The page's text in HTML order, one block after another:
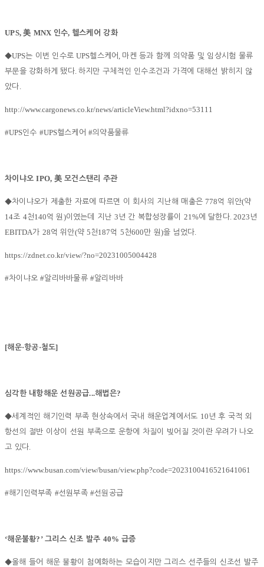
UPS,美 MNX 인수, 헬스케어 강화
◆UPS는 이번 인수로UPS헬스케어 , 마켄 등과 함께 의약품 및 임상시험 물류
부문을 강화하게 됐다. 하지만 구체적인 인수조건과 가격에 대해선 밝히지 않
았다.
http://www.cargonews.co.kr/news/articleView.html?idxno=53111
#UPS인수 #UPS헬스케어#의약품물류
차이냐오IPO, 美모건스탠리 주관
◆차이냐오가 제출한 자료에 따르면 이 회사의 지난해 매출은778억 위안(약
14조 4천140억 원 )이였는데 지난 3 년 간 복합성장률이 21%에 달한다. 2023 년
EBITDA가 28억 위안(약5천187억 5천600만 원 )을 넘었다.
https://zdnet.co.kr/view/?no=20231005004428
#차이냐오#알리바바물류#알리바바
[해운·항공·철도]
심각한 내항해운 선원공급...해법은?
◆세계적인 해기인력 부족 현상속에서 국내 해운업계에서도 10 년 후 국적 외
항선의 절반 이상이 선원 부족으로 운항에 차질이 빚어질 것이란 우려가 나오
고 있다.
https://www.busan.com/view/busan/view.php?code=2023100416521641061
#해기인력부족 #선원부족#선원공급
‘해운불황?’그리스 신조 발주 40% 급증
◆올해 들어 해운 불황이 첨예화하는 모습이지만 그리스 선주들의 신조선 발주